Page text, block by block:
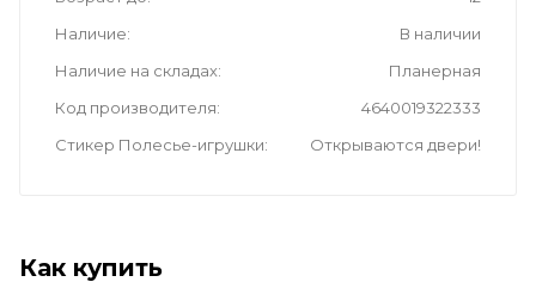
Наличие
В наличии
Наличие на складах
Планерная
Код производителя
4640019322333
Стикер Полесье-игрушки
Открываются двери!
Как купить